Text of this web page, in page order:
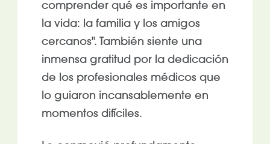
comprender qué es importante en
la vida: la familia y los amigos
cercanos". También siente una
inmensa gratitud por la dedicación
de los profesionales médicos que
lo guiaron incansablemente en
momentos difíciles.